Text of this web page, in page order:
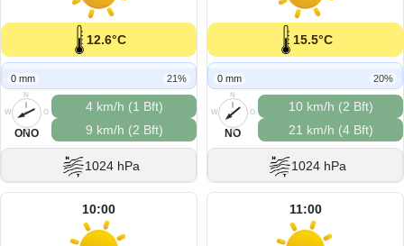
12.6°C
0 mm 21%
N
O
S
W
ONO
4 km/h (1 Bft)
9 km/h (2 Bft)
1024 hPa
15.5°C
0 mm 20%
N
O
S
W
NO
10 km/h (2 Bft)
21 km/h (4 Bft)
1024 hPa
10:00 11:00